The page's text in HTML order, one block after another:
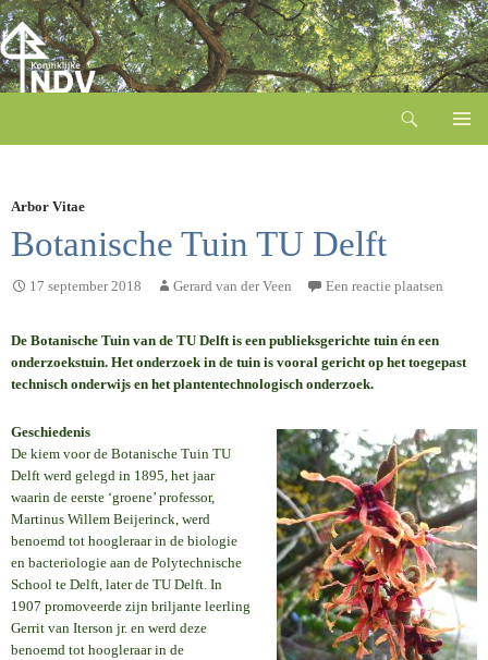
inhoud
Arbor Vitae
Botanische Tuin TU Delft
17 september 2018 Gerard van der Veen Een reactie plaatsen
De Botanische Tuin van de TU Delft is een publieksgerichte tuin én een
onderzoekstuin. Het onderzoek in de tuin is vooral gericht op het toegepast
technisch onderwijs en het plantentechnologisch onderzoek.
Geschiedenis
De kiem voor de Botanische Tuin TU
Delft werd gelegd in 1895, het jaar
waarin de eerste ‘groene’ professor,
Martinus Willem Beijerinck, werd
benoemd tot hoogleraar in de biologie
en bacteriologie aan de Polytechnische
School te Delft, later de TU Delft. In
1907 promoveerde zijn briljante leerling
Gerrit van Iterson jr. en werd deze
benoemd tot hoogleraar in de